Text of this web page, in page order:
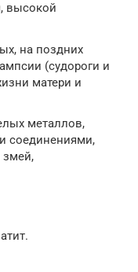
высокой
на поздних
(судороги и
матери и
металлов,
соединениями,
змей,